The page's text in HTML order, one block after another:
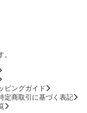
ピングガイド
定商取引に基づく表記